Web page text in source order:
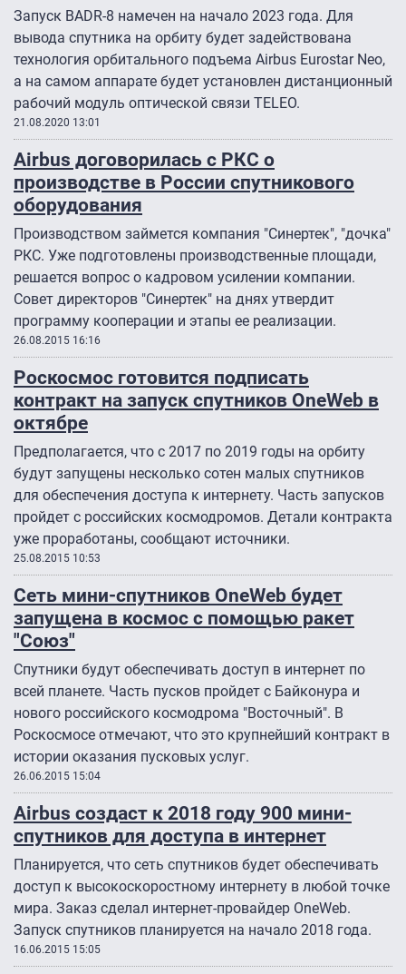
Запуск BADR-8 намечен на начало 2023 года. Для
вывода спутника на орбиту будет задействована
технология орбитального подъема Airbus Eurostar Neo,
а на самом аппарате будет установлен дистанционный
рабочий модуль оптической связи TELEO.
21.08.2020 13:01
Airbus договорилась с РКС о
производстве в России спутникового
оборудования
Производством займется компания "Синертек", "дочка"
РКС. Уже подготовлены производственные площади,
решается вопрос о кадровом усилении компании.
Совет директоров "Синертек" на днях утвердит
программу кооперации и этапы ее реализации.
26.08.2015 16:16
Роскосмос готовится подписать
контракт на запуск спутников OneWeb в
октябре
Предполагается, что с 2017 по 2019 годы на орбиту
будут запущены несколько сотен малых спутников
для обеспечения доступа к интернету. Часть запусков
пройдет с российских космодромов. Детали контракта
уже проработаны, сообщают источники.
25.08.2015 10:53
Сеть мини-спутников OneWeb будет
запущена в космос с помощью ракет
"Союз"
Спутники будут обеспечивать доступ в интернет по
всей планете. Часть пусков пройдет с Байконура и
нового российского космодрома "Восточный". В
Роскосмосе отмечают, что это крупнейший контракт в
истории оказания пусковых услуг.
26.06.2015 15:04
Airbus создаст к 2018 году 900 мини-
спутников для доступа в интернет
Планируется, что сеть спутников будет обеспечивать
доступ к высокоскоростному интернету в любой точке
мира. Заказ сделал интернет-провайдер OneWeb.
Запуск спутников планируется на начало 2018 года.
16.06.2015 15:05